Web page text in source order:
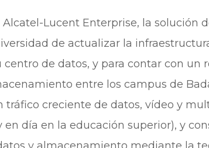
Lucent Enterprise, la solución
de actualizar la
centro de datos, y para contar con un
entre los campus de
tráfico creciente de datos, vídeo y
día en la educación superior), y